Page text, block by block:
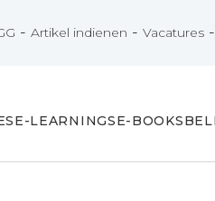
-Artikel indienen -Vacatures -
E-LEARNINGSE-BOOKS